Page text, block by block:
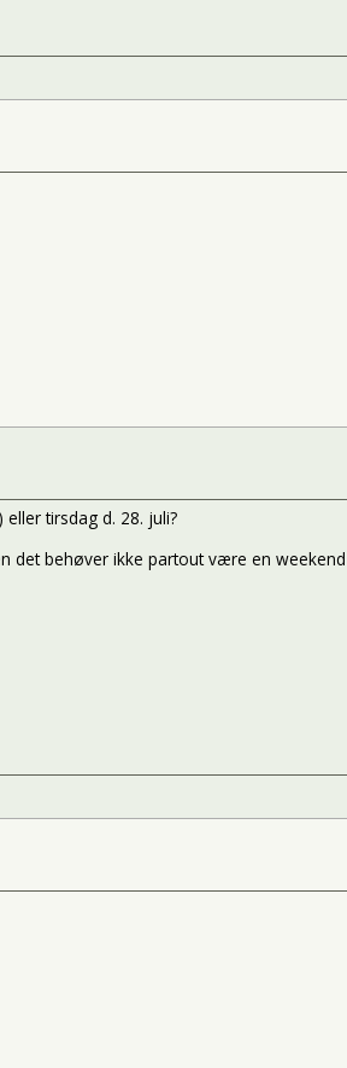
tirsdag d. 28. juli?
det behøver ikke partout være en